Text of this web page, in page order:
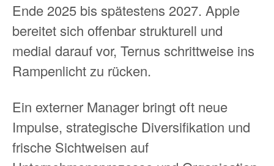
Ende 2025 bis spätestens 2027. Apple
bereitet sich offenbar strukturell und
medial darauf vor, Ternus schrittweise ins
Rampenlicht zu rücken.
Ein externer Manager bringt oft neue
Impulse, strategische Diversifikation und
frische Sichtweisen auf